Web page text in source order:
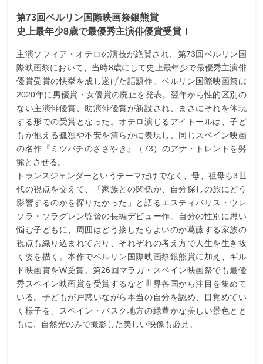
第73回ベルリン国際映画祭銀熊賞
史上最年少8歳で最優秀主演俳優賞受賞！
主演ソフィア・オテロの演技が絶賛され、第73回ベルリン国
際映画祭において、当時8歳にして史上最年少で最優秀主演俳
優賞受賞の快挙を成し遂げた話題作。ベルリン国際映画祭は
2020年に男優賞・女優賞の廃止を発表。翌年から性的区別の
ない主演俳優賞、助演俳優賞が新設され、まさにそれを体現
する形での受賞となった。オテロ演じるアイトールは、子ど
もが抱える孤独や不安を清らかに表現し、同じスペイン映画
の名作『ミツバチのささやき』（73）のアナ・トレントを髣
髴とさせる。
トランスジェンダーというテーマだけでなく、母、祖母ら3世
代の視点を交えて、「家族との関係が、自分探しの旅にどう
影響するのかを探りたかった」と語るエスティバリス・ウレ
ソラ・ソラグレン監督の長編デビュー作。自分の性別に思い
悩む子どもに、周囲はどう接したらよいのか葛藤する家族の
視点も織り込まれており、それぞれの考え方で人生を生き抜
く姿を描く。本作でベルリン国際映画祭銀熊賞に加え、ギル
ド映画賞をW受賞。第26回マラガ・スペイン映画祭でも最優
秀スペイン映画賞を受賞するなど世界各国から注目を集めて
いる。子どもが戸惑いながら本当の自分を認め、目覚めてい
く様子を、スペイン・バスク地方の緑豊かな美しい景色とと
もに、自然光のみで撮影した美しい映像も必見。